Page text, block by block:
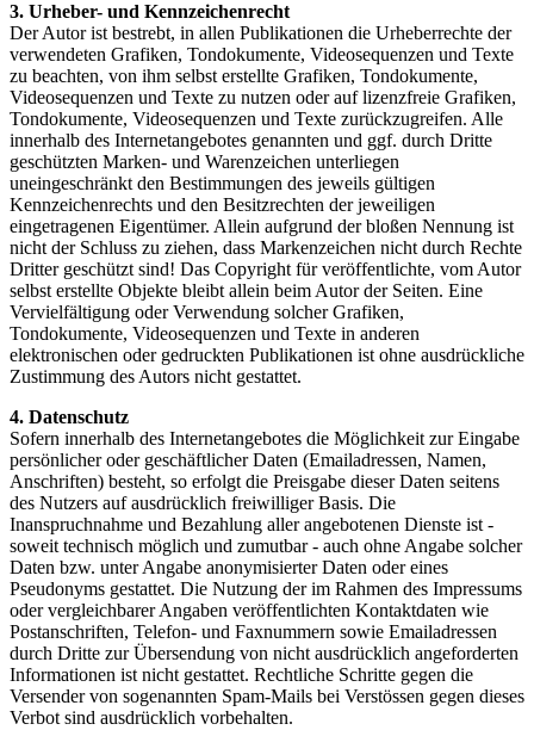
3. Urheber- und Kennzeichenrecht
Der Autor ist bestrebt, in allen Publikationen die Urheberrechte der
verwendeten Grafiken, Tondokumente, Videosequenzen und Texte
zu beachten, von ihm selbst erstellte Grafiken, Tondokumente,
Videosequenzen und Texte zu nutzen oder auf lizenzfreie Grafiken,
Tondokumente, Videosequenzen und Texte zurückzugreifen. Alle
innerhalb des Internetangebotes genannten und ggf. durch Dritte
geschützten Marken- und Warenzeichen unterliegen
uneingeschränkt den Bestimmungen des jeweils gültigen
Kennzeichenrechts und den Besitzrechten der jeweiligen
eingetragenen Eigentümer. Allein aufgrund der bloßen Nennung ist
nicht der Schluss zu ziehen, dass Markenzeichen nicht durch Rechte
Dritter geschützt sind! Das Copyright für veröffentlichte, vom Autor
selbst erstellte Objekte bleibt allein beim Autor der Seiten. Eine
Vervielfältigung oder Verwendung solcher Grafiken,
Tondokumente, Videosequenzen und Texte in anderen
elektronischen oder gedruckten Publikationen ist ohne ausdrückliche
Zustimmung des Autors nicht gestattet.
4. Datenschutz
Sofern innerhalb des Internetangebotes die Möglichkeit zur Eingabe
persönlicher oder geschäftlicher Daten (Emailadressen, Namen,
Anschriften) besteht, so erfolgt die Preisgabe dieser Daten seitens
des Nutzers auf ausdrücklich freiwilliger Basis. Die
Inanspruchnahme und Bezahlung aller angebotenen Dienste ist -
soweit technisch möglich und zumutbar - auch ohne Angabe solcher
Daten bzw. unter Angabe anonymisierter Daten oder eines
Pseudonyms gestattet. Die Nutzung der im Rahmen des Impressums
oder vergleichbarer Angaben veröffentlichten Kontaktdaten wie
Postanschriften, Telefon- und Faxnummern sowie Emailadressen
durch Dritte zur Übersendung von nicht ausdrücklich angeforderten
Informationen ist nicht gestattet. Rechtliche Schritte gegen die
Versender von sogenannten Spam-Mails bei Verstössen gegen dieses
Verbot sind ausdrücklich vorbehalten.